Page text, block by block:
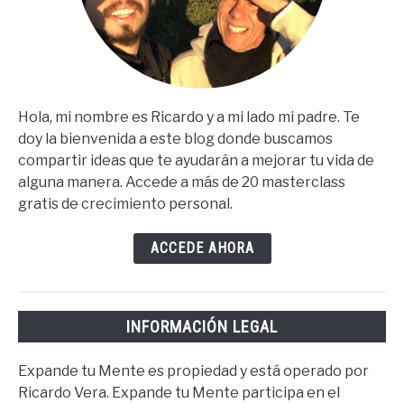
Hola, mi nombre es Ricardo y a mi lado mi padre. Te
doy la bienvenida a este blog donde buscamos
compartir ideas que te ayudarán a mejorar tu vida de
alguna manera. Accede a más de 20 masterclass
gratis de crecimiento personal.
ACCEDE AHORA
INFORMACIÓN LEGAL
Expande tu Mente es propiedad y está operado por
Ricardo Vera. Expande tu Mente participa en el